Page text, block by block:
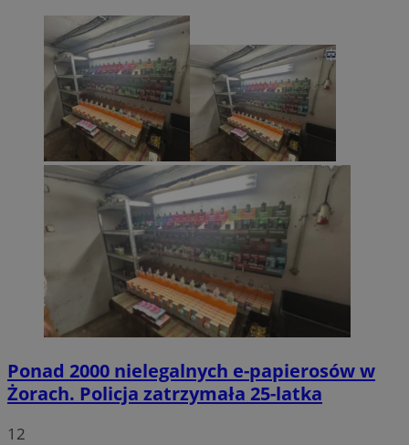
Ponad 2000 nielegalnych e-papierosów w
Żorach. Policja zatrzymała 25-latka
12